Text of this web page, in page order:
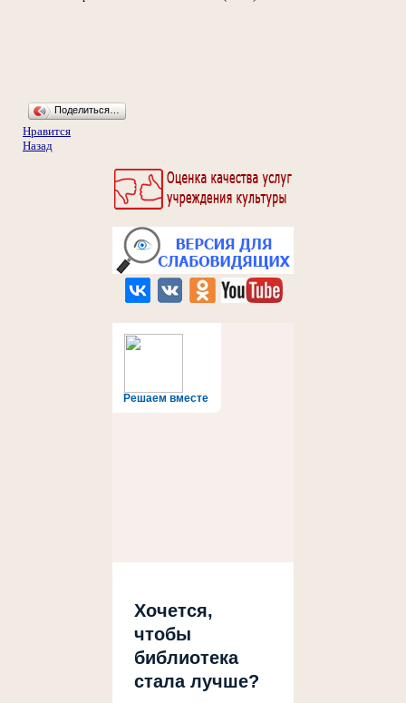
Решаем вместе
Хочется,
чтобы
библиотека
стала лучше?
Поделиться…
Нравится
Назад